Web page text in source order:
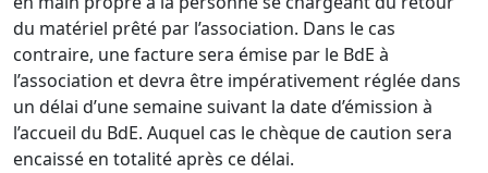
du matériel prêté par l’association. Dans le cas
contraire, une facture sera émise par le BdE à
l’association et devra être impérativement réglée dans
un délai d’une semaine suivant la date d’émission à
l’accueil du BdE. Auquel cas le chèque de caution sera
encaissé en totalité après ce délai.